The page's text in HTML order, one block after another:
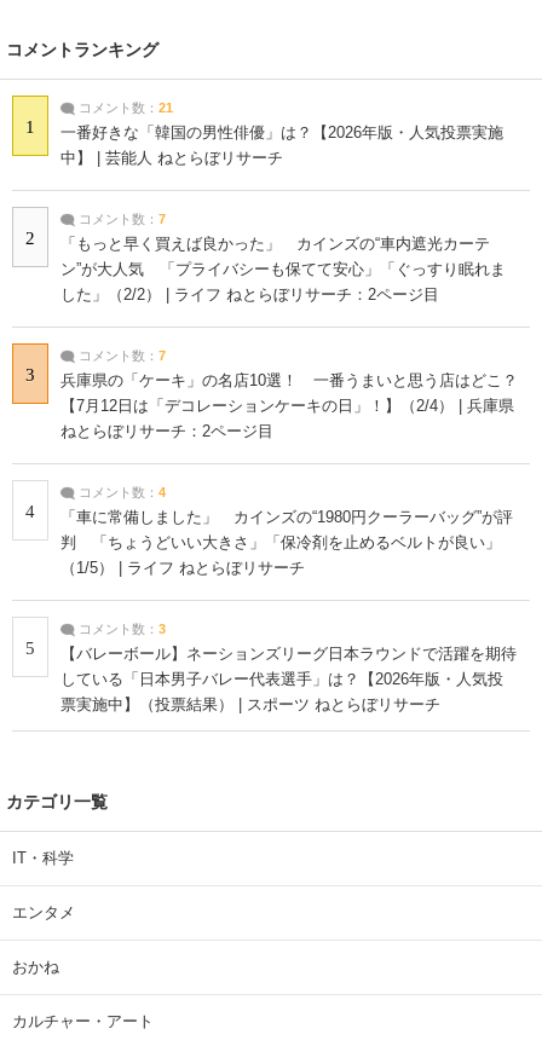
コメントランキング
1
コメント数： 21
一番好きな「韓国の男性俳優」は？【2026年版・人気投票実施
中】 | 芸能人 ねとらぼリサーチ
2
コメント数： 7
「もっと早く買えば良かった」 カインズの“車内遮光カーテ
ン”が大人気 「プライバシーも保てて安心」「ぐっすり眠れま
した」（2/2） | ライフ ねとらぼリサーチ：2ページ目
3
コメント数： 7
兵庫県の「ケーキ」の名店10選！ 一番うまいと思う店はどこ？
【7月12日は「デコレーションケーキの日」！】（2/4） | 兵庫県
ねとらぼリサーチ：2ページ目
4
コメント数： 4
「車に常備しました」 カインズの“1980円クーラーバッグ”が評
判 「ちょうどいい大きさ」「保冷剤を止めるベルトが良い」
（1/5） | ライフ ねとらぼリサーチ
5
コメント数： 3
【バレーボール】ネーションズリーグ日本ラウンドで活躍を期待
している「日本男子バレー代表選手」は？【2026年版・人気投
票実施中】（投票結果） | スポーツ ねとらぼリサーチ
カテゴリ一覧
IT・科学
エンタメ
おかね
カルチャー・アート